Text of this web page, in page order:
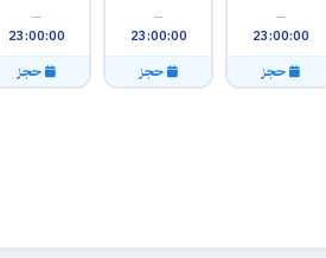
—
23:00:00
حجز
—
23:00:00
حجز
—
23:00:00
حجز